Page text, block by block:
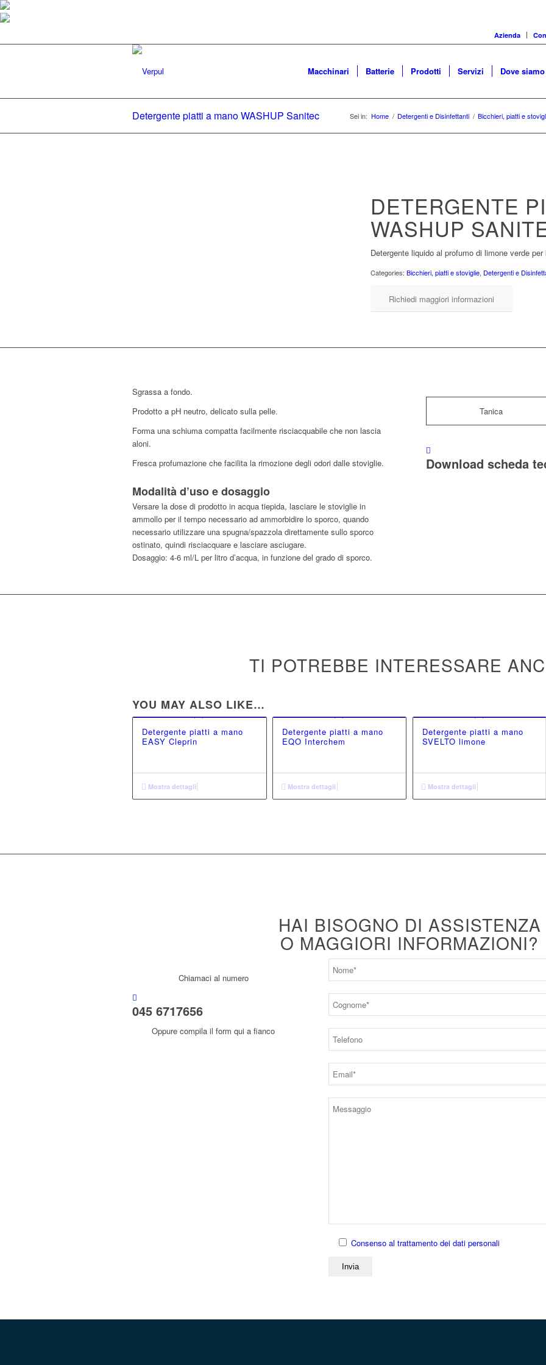
Azienda
Macchinari Batterie Prodotti Servizi Dove siamo
Detergente piatti a mano WASHUP Sanitec Sei in: Home / Detergenti e Disinfettanti / Bicchieri, piatti e
DETERGENTE
WASHUP
Detergente liquido al profumo di limone verde
Categories: Bicchieri, piatti e stoviglie, Detergenti e
Richiedi maggiori informazioni
Sgrassa a fondo.
Prodotto a pH neutro, delicato sulla pelle.
Forma una schiuma compatta facilmente risciacquabile che non lascia
aloni.
Fresca profumazione che facilita la rimozione degli odori dalle stoviglie.
Modalità d’uso e dosaggio
Versare la dose di prodotto in acqua tiepida, lasciare le stoviglie in
ammollo per il tempo necessario ad ammorbidire lo sporco, quando
necessario utilizzare una spugna/spazzola direttamente sullo sporco
ostinato, quindi risciacquare e lasciare asciugare.
Dosaggio: 4-6 ml/L per litro d’acqua, in funzione del grado di sporco.
Tanica
Download scheda
TI POTREBBE INTERESSARE
YOU MAY ALSO LIKE…
Detergente piatti a mano
EASY Cleprin
Mostra dettagli
Detergente piatti a mano
EQO Interchem
Mostra dettagli
Detergente piatti a mano
SVELTO limone
Mostra dettagli
HAI BISOGNO DI ASSISTENZA
O MAGGIORI INFORMAZIONI?
Chiamaci al numero
045 6717656
Oppure compila il form qui a fianco
Consenso al trattamento dei dati personali